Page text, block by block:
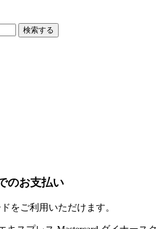
検索する
のお支払い
をご利用いただけます。